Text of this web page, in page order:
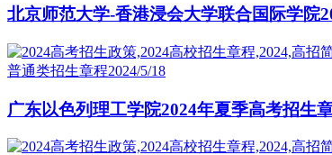
北京师范大学-香港浸会大学联合国际学院
普通类招生章程2024/5/18
广东以色列理工学院2024年夏季高考招生